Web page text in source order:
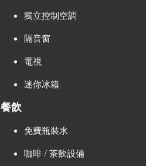
獨立控制空調
隔音窗
電視
迷你冰箱
餐飲
免費瓶裝水
咖啡 / 茶飲設備